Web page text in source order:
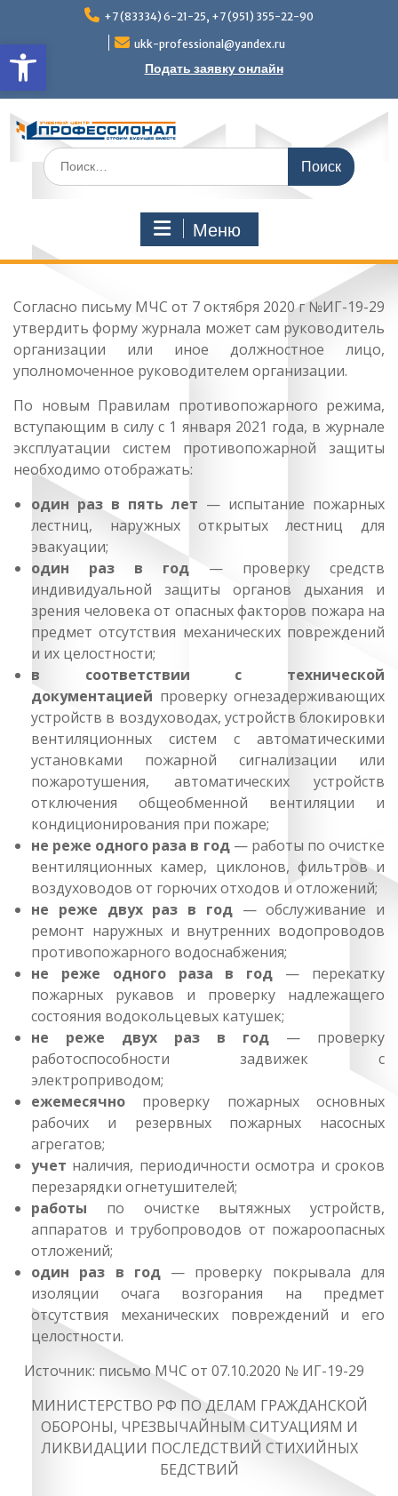
Открыть панель
содержимому
+7 (83334) 6-21-25, +7 (951) 355-22-90
ukk-professional@yandex.ru
Подать заявку онлайн
Поиск
по:
Меню
Согласно письму МЧС от 7 октября 2020 г №ИГ-19-29
утвердить форму журнала может сам руководитель
организации или иное должностное лицо,
уполномоченное руководителем организации.
По новым Правилам противопожарного режима,
вступающим в силу с 1 января 2021 года, в журнале
эксплуатации систем противопожарной защиты
необходимо отображать:
один раз в пять лет — испытание пожарных
лестниц, наружных открытых лестниц для
эвакуации;
один раз в год — проверку средств
индивидуальной защиты органов дыхания и
зрения человека от опасных факторов пожара на
предмет отсутствия механических повреждений
и их целостности;
в соответствии с технической
документацией проверку огнезадерживающих
устройств в воздуховодах, устройств блокировки
вентиляционных систем с автоматическими
установками пожарной сигнализации или
пожаротушения, автоматических устройств
отключения общеобменной вентиляции и
кондиционирования при пожаре;
не реже одного раза в год— работы по очистке
вентиляционных камер, циклонов, фильтров и
воздуховодов от горючих отходов и отложений;
не реже двух раз в год— обслуживание и
ремонт наружных и внутренних водопроводов
противопожарного водоснабжения;
не реже одного раза в год — перекатку
пожарных рукавов и проверку надлежащего
состояния водокольцевых катушек;
не реже двух раз в год — проверку
работоспособности задвижек с
электроприводом;
ежемесячно проверку пожарных основных
рабочих и резервных пожарных насосных
агрегатов;
учет наличия, периодичности осмотра и сроков
перезарядки огнетушителей;
работы по очистке вытяжных устройств,
аппаратов и трубопроводов от пожароопасных
отложений;
один раз в год— проверку покрывала для
изоляции очага возгорания на предмет
отсутствия механических повреждений и его
целостности.
Источник: письмо МЧС от 07.10.2020 № ИГ-19-29
МИНИСТЕРСТВО РФ ПО ДЕЛАМ ГРАЖДАНСКОЙ
ОБОРОНЫ, ЧРЕЗВЫЧАЙНЫМ СИТУАЦИЯМ И
ЛИКВИДАЦИИ ПОСЛЕДСТВИЙ СТИХИЙНЫХ
БЕДСТВИЙ